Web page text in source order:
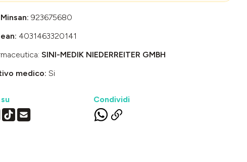
923675680
4031463320141
SINI-MEDIK NIEDERREITER GMBH
medico: Si
Condividi